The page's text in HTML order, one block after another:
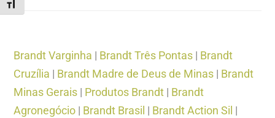
ALTERNAR TAMANHO DA FONTE
Brandt Varginha | Brandt Três Pontas | Brandt
Cruzília | Brandt Madre de Deus de Minas | Brandt
Minas Gerais | Produtos Brandt | Brandt
Agronegócio | Brandt Brasil | Brandt Action Sil |